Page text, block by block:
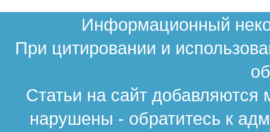
Информационный
При цитировании и
Статьи на сайт
нарушены - обратитесь к